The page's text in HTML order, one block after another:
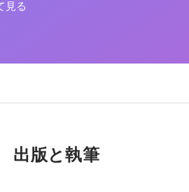
見る
出版と執筆